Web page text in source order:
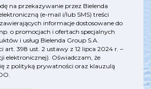
na przekazywanie przez Bielenda
(e-mail i/lub SMS) treści
informacje dostosowane do
o promocjach i ofertach specjalnych
i usług Bielenda Group S.A.
art. 398 ust. 2 ustawy z 12 lipca 2024 r. –
elektronicznej). Oświadczam, że
z polityką prywatności oraz klauzulą
.